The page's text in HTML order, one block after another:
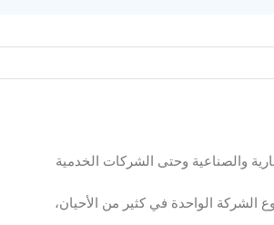
والصناعية وحتى الشركات الخدمية
الشركة الواحدة في كثير من الأحيان،